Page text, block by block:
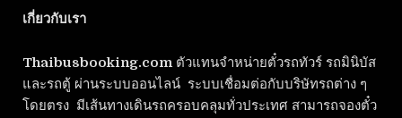
เกี่ยวกับเรา
Thaibusbooking.com ตัวแทนจำหน่ายตั๋วรถทัวร์ รถมินิบัส
และรถตู้ ผ่านระบบออนไลน์ ระบบเชื่อมต่อกับบริษัทรถต่าง ๆ
โดยตรง มีเส้นทางเดินรถครอบคลุมทั่วประเทศ สามารถจองตั๋ว